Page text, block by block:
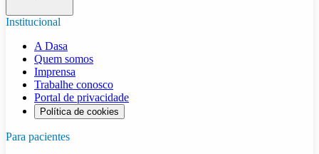
Institucional
A Dasa
Quem somos
Imprensa
Trabalhe conosco
Portal de privacidade
Política de cookies
Para pacientes